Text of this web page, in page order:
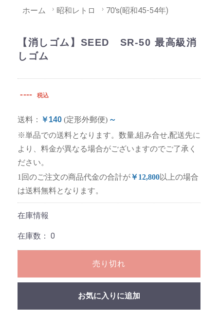
ホーム 昭和レトロ 70's(昭和45-54年)
【消しゴム】SEED SR-50 最高級消
しゴム
---- 税込
送料： ￥140 (定形外郵便) ～
※単品での送料となります。数量,組み合せ,配送先に
より、料金が異なる場合がございますのでご了承く
ださい。
1回のご注文の商品代金の合計が￥12,800以上の場合
は送料無料となります。
在庫情報
在庫数： 0
売り切れ
お気に入りに追加